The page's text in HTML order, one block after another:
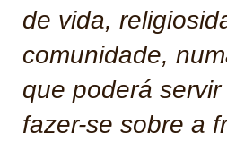
de vida,
comunidade,
que poderá
fazer-se sobre a